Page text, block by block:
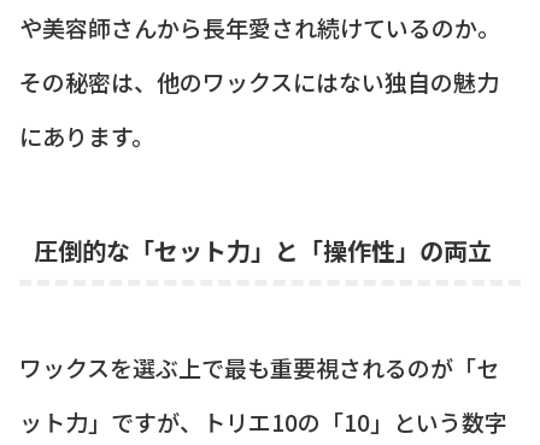
や美容師さんから長年愛され続けているのか。
その秘密は、他のワックスにはない独自の魅力
にあります。
圧倒的な「セット力」と「操作性」の両立
ワックスを選ぶ上で最も重要視されるのが「セ
ット力」ですが、トリエ10の「10」という数字